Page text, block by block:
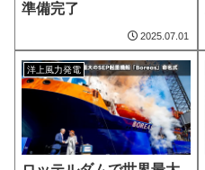
準備完了
2025.07.01
洋上風力発電